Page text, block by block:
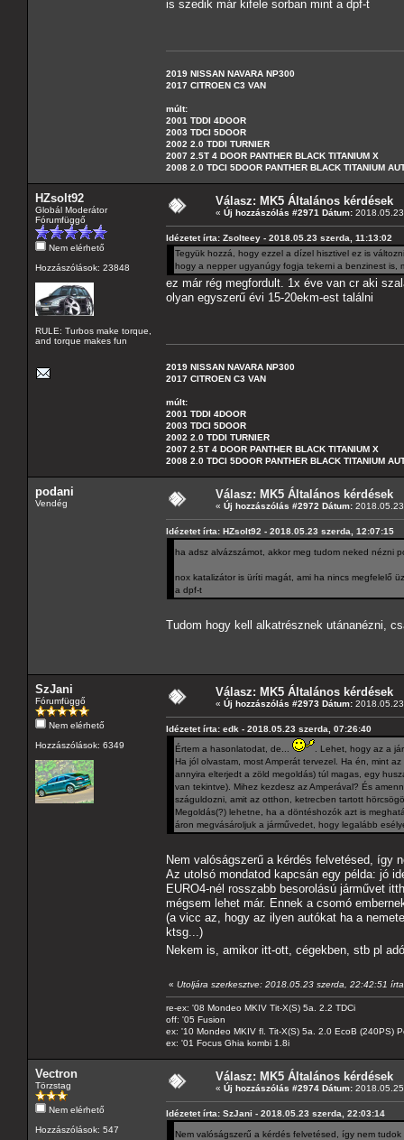
is szedik már kifele sorban mint a dpf-t
2019 NISSAN NAVARA NP300
2017 CITROEN C3 VAN
múlt:
2001 TDDI 4DOOR
2003 TDCI 5DOOR
2002 2.0 TDDI TURNIER
2007 2.5T 4 DOOR PANTHER BLACK TITANIUM X
2008 2.0 TDCI 5DOOR PANTHER BLACK TITANIUM
HZsolt92
Globál Moderátor
Fórumfüggő
Nem elérhető
Hozzászólások: 23848
RULE: Turbos make torque,
and torque makes fun
Válasz: MK5 Általános kérdések
« Új hozzászólás #2971 Dátum:
Idézetet írta: Zsolteey - 2018.05.23 szerda, 11:13:02
Tegyük hozzá, hogy ezzel a dízel hisztivel ez is
hogy a nepper ugyanúgy fogja tekerni a benzinest is,
ez már rég megfordult. 1x éve van cr aki
olyan egyszerű évi 15-20ekm-est találni
2019 NISSAN NAVARA NP300
2017 CITROEN C3 VAN
múlt:
2001 TDDI 4DOOR
2003 TDCI 5DOOR
2002 2.0 TDDI TURNIER
2007 2.5T 4 DOOR PANTHER BLACK TITANIUM X
2008 2.0 TDCI 5DOOR PANTHER BLACK TITANIUM
podani
Vendég
Válasz: MK5 Általános kérdések
« Új hozzászólás #2972 Dátum:
Idézetet írta: HZsolt92 - 2018.05.23 szerda, 12:07:15
ha adsz alvázszámot, akkor meg tudom neked nézni
nox katalizátor is üríti magát, ami ha nincs megfelelő
a dpf-t
Tudom hogy kell alkatrésznek utánanézni,
SzJani
Fórumfüggő
Nem elérhető
Hozzászólások: 6349
Válasz: MK5 Általános kérdések
« Új hozzászólás #2973 Dátum:
Idézetet írta: edk - 2018.05.23 szerda, 07:26:40
Értem a hasonlatodat, de...
. Lehet, hogy az a
Ha jól olvastam, most Amperát tervezel. Ha én, mint
annyira elterjedt a zöld megoldás) túl magas, egy
van tekintve). Mihez kezdesz az Amperával? És
száguldozni, amit az otthon, ketrecben tartott
Megoldás(?) lehetne, ha a döntéshozók azt is
áron megvásároljuk a járművedet, hogy legalább
Nem valóságszerű a kérdés felvetésed, így
Az utolsó mondatod kapcsán egy példa: jó
EURO4-nél rosszabb besorolású járművet
mégsem lehet már. Ennek a csomó
(a vicc az, hogy az ilyen autókat ha a
ktsg...)
Nekem is, amikor itt-ott, cégekben, stb pl
« Utoljára szerkesztve: 2018.05.23 szerda, 22:42:51
re-ex: '08 Mondeo MKIV Tit-X(S) 5a. 2.2 TDCi
off: '05 Fusion
ex: '10 Mondeo MKIV fl. Tit-X(S) 5a. 2.0 EcoB (240PS)
ex: '01 Focus Ghia kombi 1.8i
Vectron
Törzstag
Nem elérhető
Hozzászólások: 547
Válasz: MK5 Általános kérdések
« Új hozzászólás #2974 Dátum:
Idézetet írta: SzJani - 2018.05.23 szerda, 22:03:14
Nem valóságszerű a kérdés felvetésed, így nem